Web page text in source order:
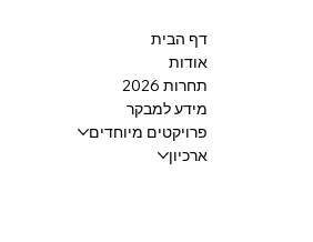
דף הבית
אודות
תחרות 2026
מידע למבקר
פרויקטים מיוחדים
ארכיון